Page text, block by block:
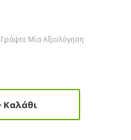
Γράψτε Μία Αξιολόγηση
Καλάθι